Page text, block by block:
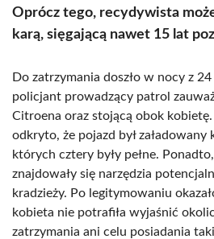
Oprócz tego, recydywista
karą, sięgającą nawet 15 lat
Do zatrzymania doszło w nocy z
policjant prowadzący patrol
Citroena oraz stojącą obok
odkryto, że pojazd był
których cztery były pełne.
znajdowały się narzędzia
kradzieży. Po legitymowaniu
kobieta nie potrafiła wyjaśnić
zatrzymania ani celu posiadania